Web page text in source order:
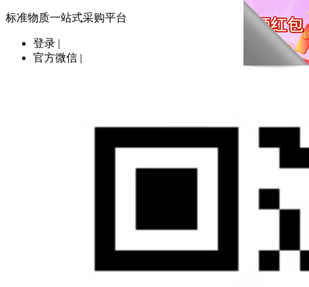
标准物质一站式采购平台
登录 |
官方微信 |